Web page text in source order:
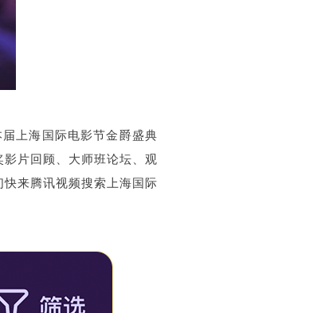
上海国际电影节金爵盛典
片回顾、大师班论坛、观
来腾讯视频搜索上海国际